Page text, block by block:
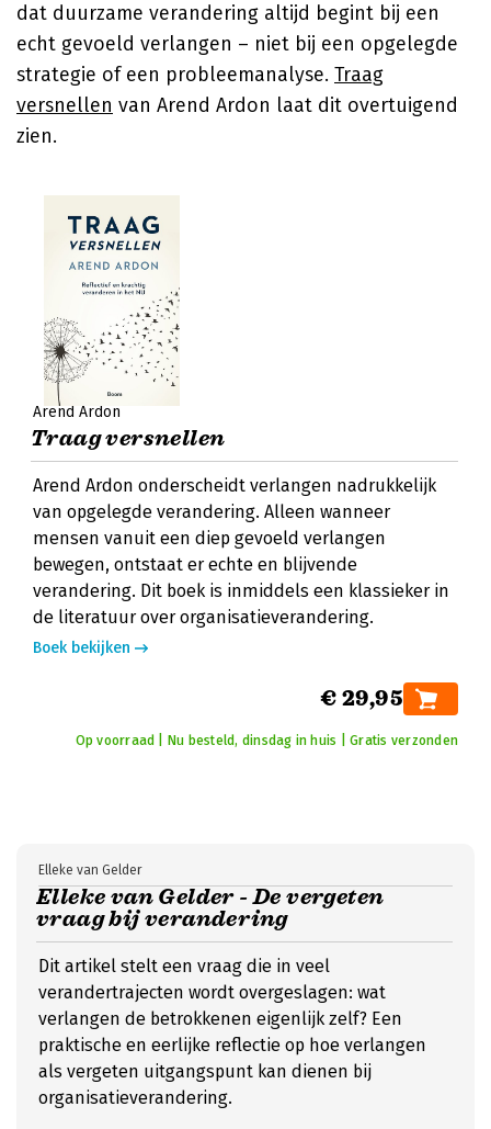
dat duurzame verandering altijd begint bij een
echt gevoeld verlangen – niet bij een opgelegde
strategie of een probleemanalyse. Traag
versnellen van Arend Ardon laat dit overtuigend
zien.
Arend Ardon
Traag versnellen
Arend Ardon onderscheidt verlangen nadrukkelijk
van opgelegde verandering. Alleen wanneer
mensen vanuit een diep gevoeld verlangen
bewegen, ontstaat er echte en blijvende
verandering. Dit boek is inmiddels een klassieker in
de literatuur over organisatieverandering.
Boek bekijken
€ 29,95
Op voorraad | Nu besteld, dinsdag in huis | Gratis verzonden
Elleke van Gelder - De vergeten
vraag bij verandering
Elleke van Gelder
Dit artikel stelt een vraag die in veel
verandertrajecten wordt overgeslagen: wat
verlangen de betrokkenen eigenlijk zelf? Een
praktische en eerlijke reflectie op hoe verlangen
als vergeten uitgangspunt kan dienen bij
organisatieverandering.